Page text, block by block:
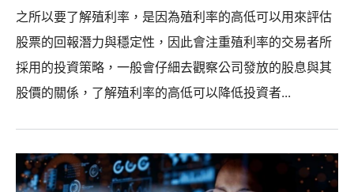
之所以要了解殖利率，是因為殖利率的高低可以用來評估
股票的回報潛力與穩定性，因此會注重殖利率的交易者所
採用的投資策略，一般會仔細去觀察公司發放的股息與其
股價的關係，了解殖利率的高低可以降低投資者...